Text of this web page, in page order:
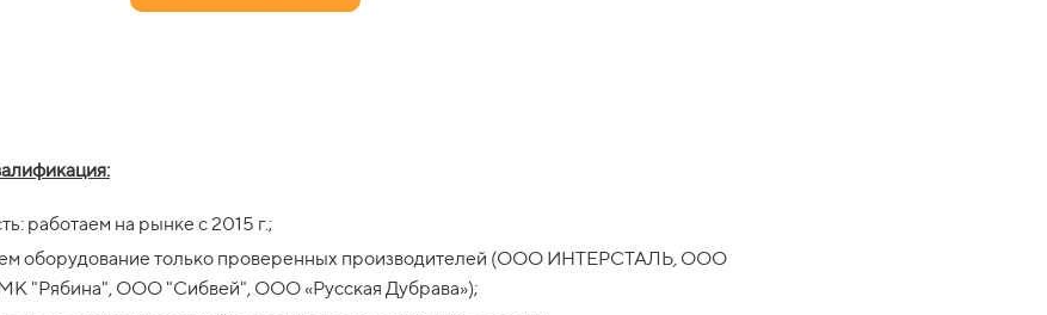
работаем на рынке с 2015 г.;
оборудование только проверенных производителей (ООО ИНТЕРСТАЛЬ, ООО
"Рябина", ООО "Сибвей", ООО «Русская Дубрава»);